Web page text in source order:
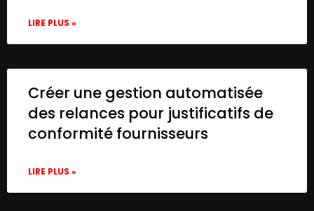
        },
      "credentials": {
        "googleDriveOAuth2Api": {
          "id": "HEy5EuZkgPZVEa9w",
          "name": "Google Drive account"
        }
    },
    {
LIRE PLUS »
Créer une gestion automatisée
des relances pour justificatifs de
conformité fournisseurs
LIRE PLUS »